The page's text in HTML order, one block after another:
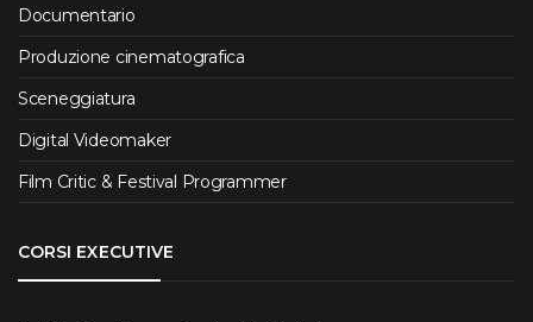
Documentario
Produzione cinematografica
Sceneggiatura
Digital Videomaker
Film Critic & Festival Programmer
CORSI EXECUTIVE